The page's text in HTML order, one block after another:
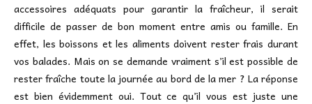
accessoires adéquats pour garantir la fraîcheur, il serait
difficile de passer de bon moment entre amis ou famille. En
effet, les boissons et les aliments doivent rester frais durant
vos balades. Mais on se demande vraiment s’il est possible de
rester fraîche toute la journée au bord de la mer ? La réponse
est bien évidemment oui. Tout ce qu’il vous est juste une